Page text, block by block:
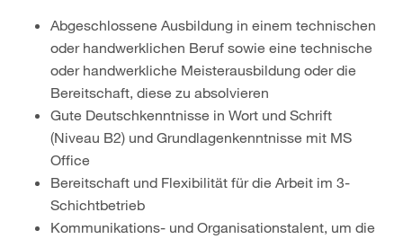
Abgeschlossene Ausbildung in einem technischen
oder handwerklichen Beruf sowie eine technische
oder handwerkliche Meisterausbildung oder die
Bereitschaft, diese zu absolvieren
Gute Deutschkenntnisse in Wort und Schrift
(Niveau B2) und Grundlagenkenntnisse mit MS
Office
Bereitschaft und Flexibilität für die Arbeit im 3-
Schichtbetrieb
Kommunikations- und Organisationstalent, um die